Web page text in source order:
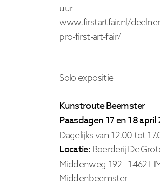
uur
www.firstartfair.nl/
pro-first-art-fair/
Solo expositie
Kunstroute Beemster
Paasdagen 17 en 18 april
Dagelijks van 12.00 tot
Locatie: Boerderij De
Middenweg 192 - 1462
Middenbeemster